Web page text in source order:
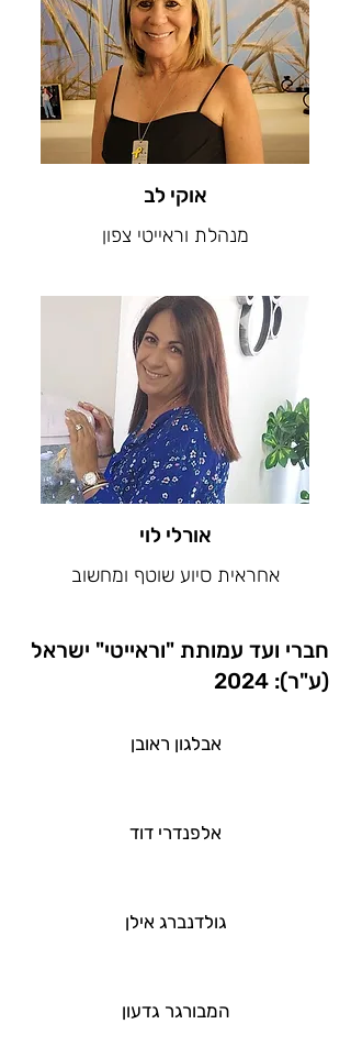
אוקי לב
מנהלת וראייטי צפון
אורלי לוי
אחראית סיוע שוטף ומחשוב
חברי ועד עמותת "וראייטי" ישראל
(ע"ר): 2024
אבלגון ראובן
אלפנדרי דוד
גולדנברג אילן
המבורגר גדעון